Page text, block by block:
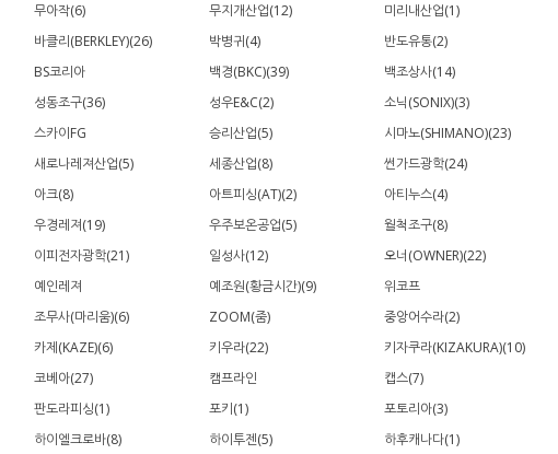
무아작(6) 무지개산업(12) 미리내산업(1)
바클리(BERKLEY)(26) 박병귀(4) 반도유통(2)
BS코리아 백경(BKC)(39) 백조상사(14)
성동조구(36) 성우E&C(2) 소닉(SONIX)(3)
스카이FG 승리산업(5) 시마노(SHIMANO)(23)
새로나레져산업(5) 세종산업(8) 썬가드광학(24)
아크(8) 아트피싱(AT)(2) 아티누스(4)
우경레져(19) 우주보온공업(5) 월척조구(8)
이피전자광학(21) 일성사(12) 오너(OWNER)(22)
예인레져 예조원(황금시간)(9) 위코프
조무사(마리움)(6) ZOOM(줌) 중앙어수라(2)
카제(KAZE)(6) 키우라(22) 키자쿠라(KIZAKURA)(10)
코베아(27) 캠프라인 캡스(7)
판도라피싱(1) 포키(1) 포토리아(3)
하이엘크로바(8) 하이투젠(5) 하후캐나다(1)